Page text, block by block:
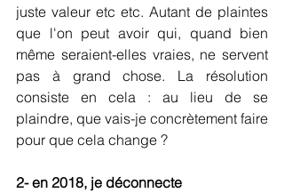
juste valeur etc etc. Autant de plaintes
que l'on peut avoir qui, quand bien
même seraient-elles vraies, ne servent
pas à grand chose. La résolution
consiste en cela : au lieu de se
plaindre, que vais-je concrètement faire
pour que cela change ?
2- en 2018, je déconnecte